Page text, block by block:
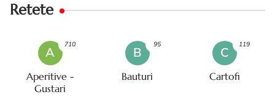
Retete
A
Aperitive -
Gustari
710
B
Bauturi
95
C
Cartofi
119